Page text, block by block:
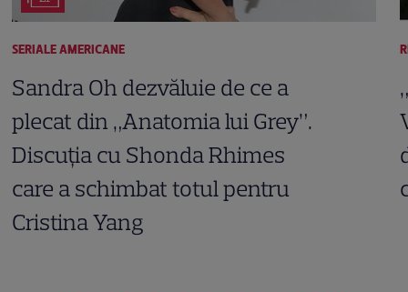
SERIALE AMERICANE
Sandra Oh dezvăluie de ce a
plecat din „Anatomia lui Grey”.
Discuția cu Shonda Rhimes
care a schimbat totul pentru
Cristina Yang